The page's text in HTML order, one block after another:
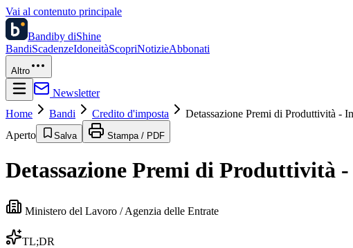
Vai al contenuto principale
Bandiby diShine
BandiScadenzeIdoneitàScopriNotizieAbbonati
Altro
Newsletter
Home
Bandi Credito d'imposta
Detassazione Premi di Produttività -
Aperto
Salva Stampa / PDF
Detassazione Premi di Produttività
Ministero del Lavoro / Agenzia delle Entrate
TL;DR